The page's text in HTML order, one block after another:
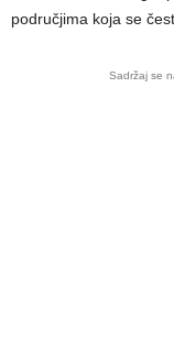
područjima koja se
Sadržaj se